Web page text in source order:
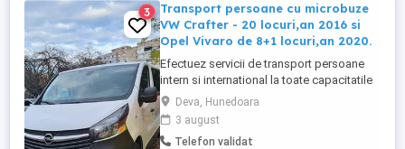
3
Transport persoane cu microbuze
VW Crafter - 20 locuri,an 2016 si
Opel Vivaro de 8+1 locuri,an 2020.
Efectuez servicii de transport persoane
intern si international la toate capacitatile
solicitate : 8, 20 si 55 locuri. Microbuzele
oferite sunt din anii 2016 si 2020,detin
asigurari RCA+CASCO,asigurare
persoane-bagaje iar preturile sunt
Deva, Hunedoara
3 august
Telefon validat